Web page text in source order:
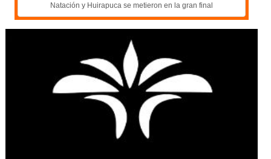
Natación y Huirapuca se metieron en la gran final